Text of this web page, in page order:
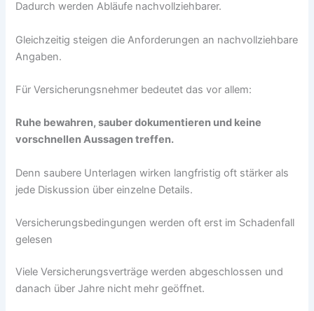
Dadurch werden Abläufe nachvollziehbarer.
Gleichzeitig steigen die Anforderungen an nachvollziehbare
Angaben.
Für Versicherungsnehmer bedeutet das vor allem:
Ruhe bewahren, sauber dokumentieren und keine
vorschnellen Aussagen treffen.
Denn saubere Unterlagen wirken langfristig oft stärker als
jede Diskussion über einzelne Details.
Versicherungsbedingungen werden oft erst im Schadenfall
gelesen
Viele Versicherungsverträge werden abgeschlossen und
danach über Jahre nicht mehr geöffnet.